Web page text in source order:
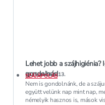
Lehet jobb a
gondolnád
2025. MÁJUS 13.
SZÁJÁPOLÁS
Nem is gondolnánk, de a
együtt velünk nap mint nap,
némelyik hasznos is, mások